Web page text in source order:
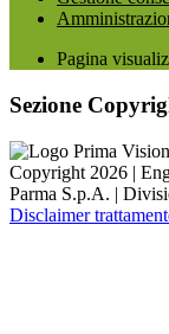
Pagina
Sezione
Copyright 2026 |
Parma S.p.A. |
Disclaimer